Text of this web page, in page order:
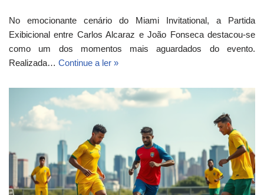
No emocionante cenário do Miami Invitational, a Partida
Exibicional entre Carlos Alcaraz e João Fonseca destacou-se
como um dos momentos mais aguardados do evento.
Realizada… Continue a ler »